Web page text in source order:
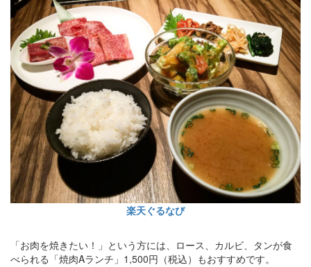
楽天ぐるなび
「お肉を焼きたい！」という方には、ロース、カルビ、タンが食
べられる「焼肉Aランチ」1,500円（税込）もおすすめです。